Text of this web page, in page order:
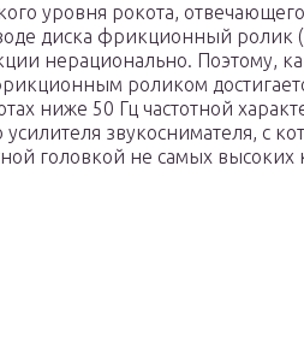
уровня рокота,
диска фрикционный ролик
нерационально. Поэтому,
роликом
ниже 50 Гц частотной
звукоснимателя, с
головкой не самых высоких